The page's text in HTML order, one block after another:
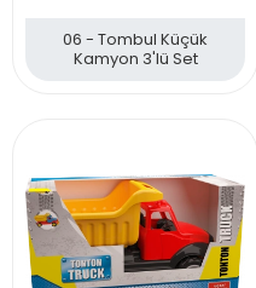
06 - Tombul Küçük
Kamyon 3'lü Set